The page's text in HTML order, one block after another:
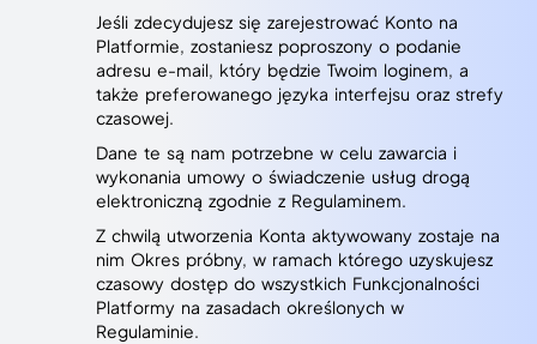
Jeśli zdecydujesz się zarejestrować Konto na
Platformie, zostaniesz poproszony o podanie
adresu e-mail, który będzie Twoim loginem, a
także preferowanego języka interfejsu oraz strefy
czasowej.
Dane te są nam potrzebne w celu zawarcia i
wykonania umowy o świadczenie usług drogą
elektroniczną zgodnie z Regulaminem.
Z chwilą utworzenia Konta aktywowany zostaje na
nim Okres próbny, w ramach którego uzyskujesz
czasowy dostęp do wszystkich Funkcjonalności
Platformy na zasadach określonych w
Regulaminie.